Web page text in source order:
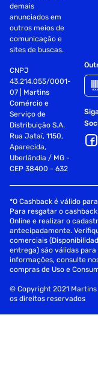
demais
anunciados em
outros meios de
comunicação e
sites de buscas.
CNPJ
43.214.055/0001-
07 | Martins
Comércio e
Serviço de
Distribuição S.A.
Rua Jataí, 1150,
Aparecida,
Uberlândia / MG -
CEP 38400 - 632
*O Cashback é válido
Para resgatar o
Online e realizar o
antecipadamente.
comerciais
entrega) são válidas
informações, consulte
compras de Uso e
© Copyright 2021 Martins
os direitos reservados